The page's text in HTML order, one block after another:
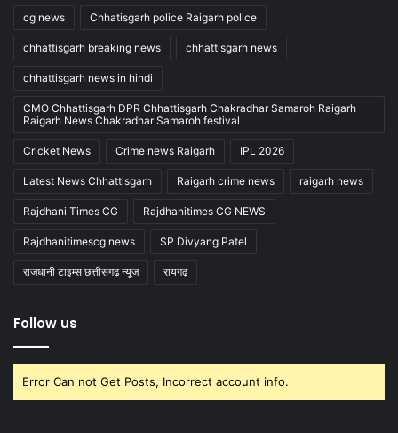
cg news Chhatisgarh police Raigarh police
chhattisgarh breaking news chhattisgarh news
chhattisgarh news in hindi
CMO Chhattisgarh DPR Chhattisgarh Chakradhar Samaroh Raigarh
Raigarh News Chakradhar Samaroh festival
Cricket News Crime news Raigarh IPL 2026
Latest News Chhattisgarh Raigarh crime news raigarh news
Rajdhani Times CG Rajdhanitimes CG NEWS
Rajdhanitimescg news SP Divyang Patel
राजधानी टाइम्स छत्तीसगढ़ न्यूज रायगढ़
Follow us
Error Can not Get Posts, Incorrect account info.